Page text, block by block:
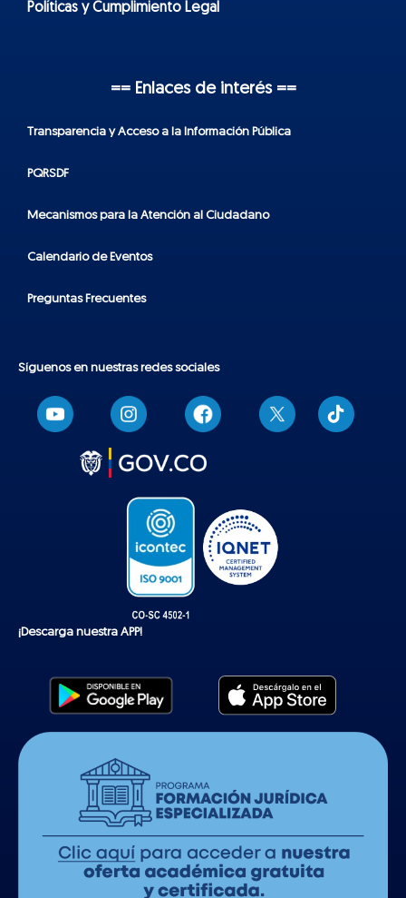
Políticas y Cumplimiento Legal
== Enlaces de interés ==
Transparencia y Acceso a la Información Pública
PQRSDF
Mecanismos para la Atención al Ciudadano
Calendario de Eventos
Preguntas Frecuentes
Síguenos en nuestras redes sociales
T
i
k
¡Descarga nuestra APP!